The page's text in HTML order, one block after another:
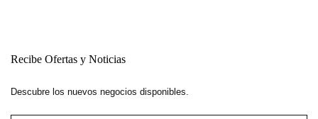
Recibe Ofertas y Noticias
Descubre los nuevos negocios disponibles.